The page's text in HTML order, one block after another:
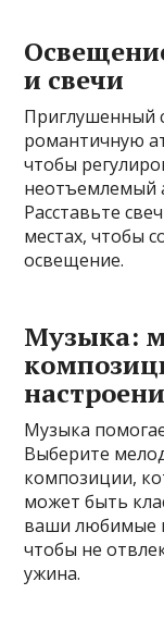
и свечи
Приглушенный
романтичную
чтобы
неотъемлемый
Расставьте
местах, чтобы
освещение.
Музыка:
Музыка
Выберите
композиции,
может быть
ваши любимые
чтобы не
ужина.